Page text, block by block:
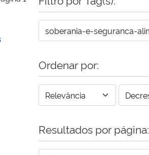
Ordenar por:
Resultados por página: